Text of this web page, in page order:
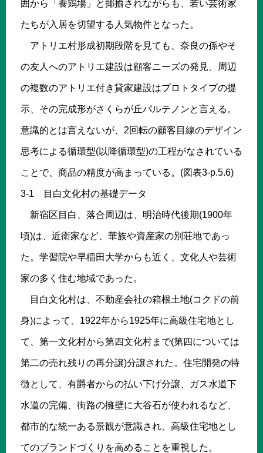
囲から「養鶏場」と揶揄されながらも、若い芸術家
たちが入居を切望する人気物件となった。
アトリエ村形成初期段階を見ても、奈良の孫やそ
の友人へのアトリエ建設は顧客ニーズの発見、周辺
の複数のアトリエ付き貸家建設はプロトタイプの提
示、その完成形がさくらが丘パルテノンと言える。
意識的とは言えないが、2回転の顧客目線のデザイン
思考による循環型(以降循環型)の工程がなされている
ことで、商品の精度が高まっている。(図表3-p.5.6)
3-1 目白文化村の基礎データ
新宿区目白、落合周辺は、明治時代後期(1900年
頃)は、近衛家など、華族や資産家の別荘地であっ
た。学習院や早稲田大学からも近く、文化人や芸術
家の多く住む地域であった。
目白文化村は、不動産会社の箱根土地(コクドの前
身)によって、1922年から1925年に高級住宅地とし
て、第一文化村から第四文化村まで(第四については
第二の売れ残りの再分譲)分譲された。住宅開発の特
徴として、有爵者からの払い下げ分譲、ガス水道下
水道の完備、街路の擁壁に大谷石が使われるなど、
都市的な統一ある景観が意識され、高級住宅地とし
てのブランドづくりを高めることを重視した。